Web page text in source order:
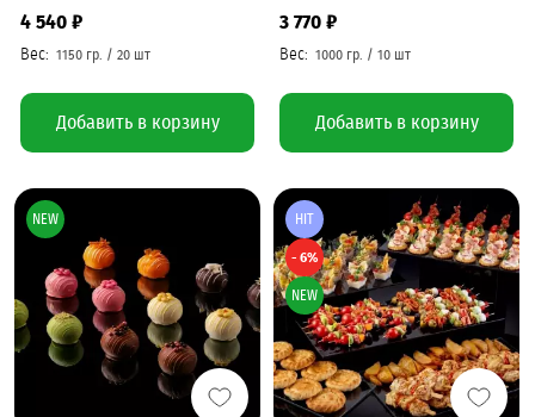
4 540 ₽
Добавить в корзину
3 770 ₽
Добавить в корзину
NEW HIT
- 6%
NEW